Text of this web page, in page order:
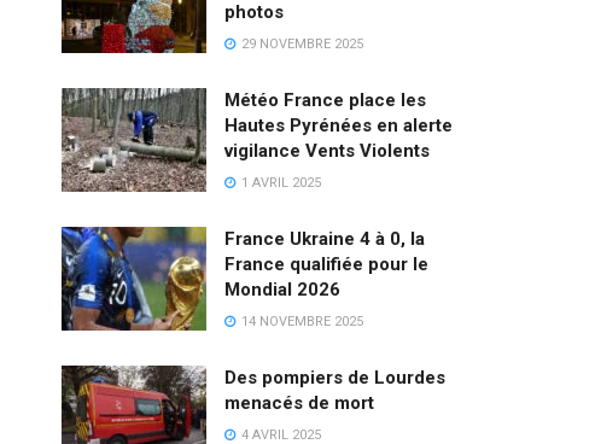
photos
29 NOVEMBRE 2025
Météo France place les
Hautes Pyrénées en alerte
vigilance Vents Violents
1 AVRIL 2025
France Ukraine 4 à 0, la
France qualifiée pour le
Mondial 2026
14 NOVEMBRE 2025
Des pompiers de Lourdes
menacés de mort
4 AVRIL 2025